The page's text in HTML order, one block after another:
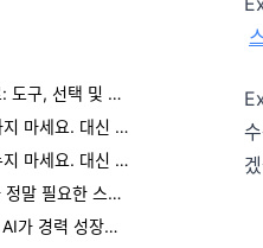
2026년 AI로 엑셀에서 차트로: 도구, 선택 및 검토 확인
Excel 파일을 수동으로 병합하지 마세요. 대신 한 문장으로 처리하세요.
Excel에서 셀을 수동으로 나누지 마세요. 대신 한 문장으로 하세요.
엑셀 아직도 어려우세요? AI가 정말 필요한 스킬 업그레이드인 이유
복잡한 수식 학습 그만: Excel AI가 경력 성장을 여는 방법